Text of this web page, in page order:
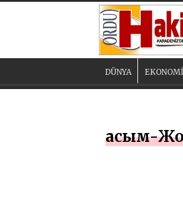
DÜNYA EKONOMİ
Қасым-